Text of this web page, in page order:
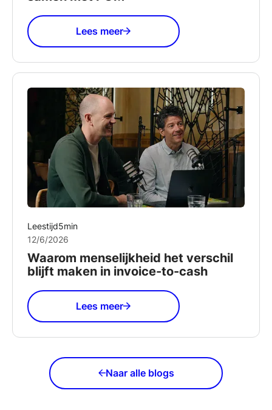
Lees meer
Leestijd5min
12/6/2026
Waarom menselijkheid het verschil
blijft maken in invoice-to-cash
Lees meer
Naar alle blogs